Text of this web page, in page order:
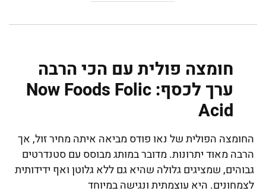
חומצה פולית עם הכי הרבה
ערך לכסף: Now Foods Folic
Acid
החומצה הפולית של נאו פודס מביאה איתה מחיר זול, אך
הרבה מאוד יתרונות. מדובר במותג מבוסס עם סטנדרטים
גבוהים, שמציגים גלולה שהיא גם ללא גלוטן ואף ידידותית
לצמחונים. היא עוצמתית ונגישה במיוחד